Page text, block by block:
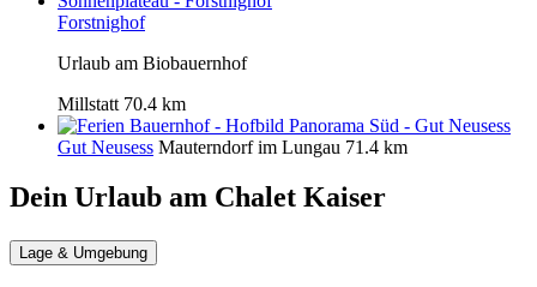
Forstnighof
Urlaub am Biobauernhof
Millstatt 70.4 km
Gut Neusess Mauterndorf im Lungau 71.4 km
Dein Urlaub am Chalet Kaiser
Lage & Umgebung